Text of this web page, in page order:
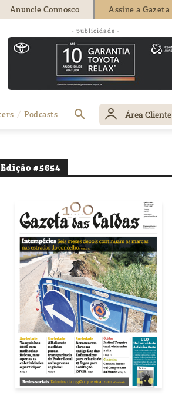
Anuncie Connosco Assine a Gazeta
- publicidade -
Podcasts Área Cliente
Edição #5654